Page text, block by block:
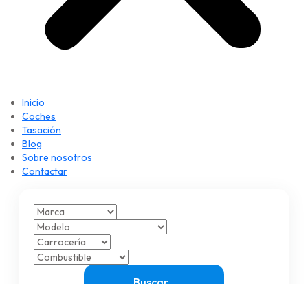
Inicio
Coches
Tasación
Blog
Sobre nosotros
Contactar